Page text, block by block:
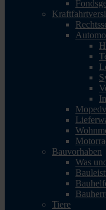
Bauvorhaben
Was
Tiere